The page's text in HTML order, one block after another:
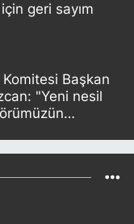
geri sayım
Başkan
"Yeni nesil